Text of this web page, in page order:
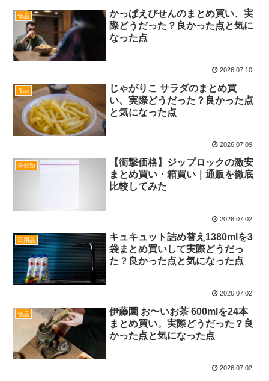
食品
かっぱえびせんのまとめ買い、実
際どうだった？良かった点と気に
なった点
2026.07.10
食品
じゃがりこ サラダのまとめ買
い、実際どうだった？良かった点
と気になった点
2026.07.09
未分類
【衝撃価格】ジップロックの激安
まとめ買い・箱買い｜通販を徹底
比較してみた
2026.07.02
日用品
キュキュット詰め替え1380mlを3
袋まとめ買いして実際どうだっ
た？良かった点と気になった点
2026.07.02
食品
伊藤園 お〜いお茶 600mlを24本
まとめ買い。実際どうだった？良
かった点と気になった点
2026.07.02